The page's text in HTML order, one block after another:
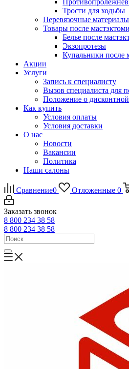
Трости для ходьбы
Перевязочные материалы
Товары после
Белье после
Экзопротезы
Купальники после
Акции
Услуги
Запись к специалисту
Вызов специалиста для
Положение о
Как купить
Условия оплаты
Условия доставки
О нас
Новости
Вакансии
Политика
Наши салоны
Сравнение0 Отложенные 0
Заказать звонок
8 800 234 38 58
8 800 234 38 58